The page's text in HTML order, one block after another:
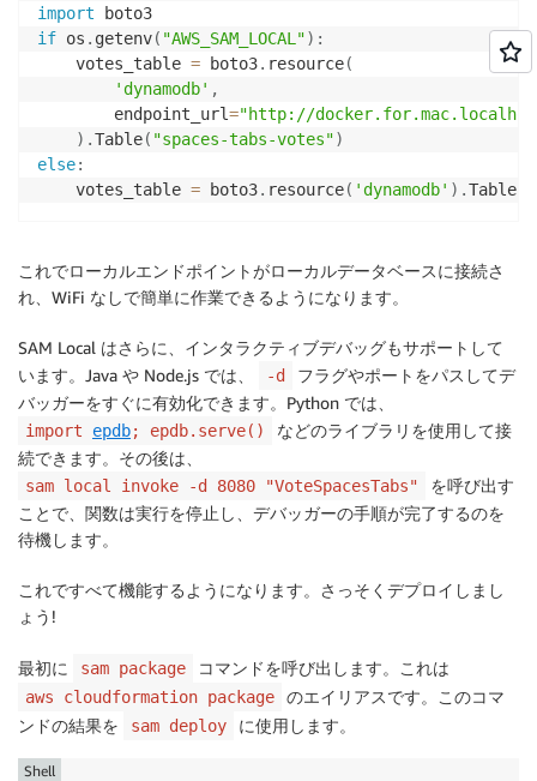
import
if os . getenv( "AWS_SAM_LOCAL") :
    votes_table
= boto3. resource(
'dynamodb' ,
        endpoint_url
="http://
) .Table( "spaces-tabs-votes")
else:
    votes_table
= boto3. resource( 'dynamodb' ) .Table
これでローカルエンドポイントがローカルデータベースに接続さ
れ、WiFi なしで簡単に作業できるようになります。
SAM Local はさらに、インタラクティブデバッグもサポートして
います。Java や Node.js では、
-d
フラグやポートをパスしてデ
バッガーをすぐに有効化できます。Python では、
import epdb; epdb.serve()
などのライブラリを使用して接
続できます。その後は、
sam local invoke -d 8080 "VoteSpacesTabs"
を呼び出す
ことで、関数は実行を停止し、デバッガーの手順が完了するのを
待機します。
これですべて機能するようになります。さっそくデプロイしまし
ょう!
最初に sam package コマンドを呼び出します。これは
aws cloudformation package
のエイリアスです。このコマ
ンドの結果を
sam deploy に使用します。
Shell